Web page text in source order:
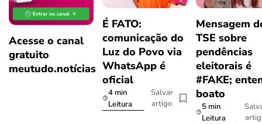
Acesse o canal
gratuito
meutudo.notícias
É FATO:
comunicação do
Luz do Povo via
WhatsApp é
oficial
4 min
Leitura
Salvar
artigo
Mensagem
TSE sobre
pendências
eleitorais é
#FAKE;
boato
5 min
Leitura